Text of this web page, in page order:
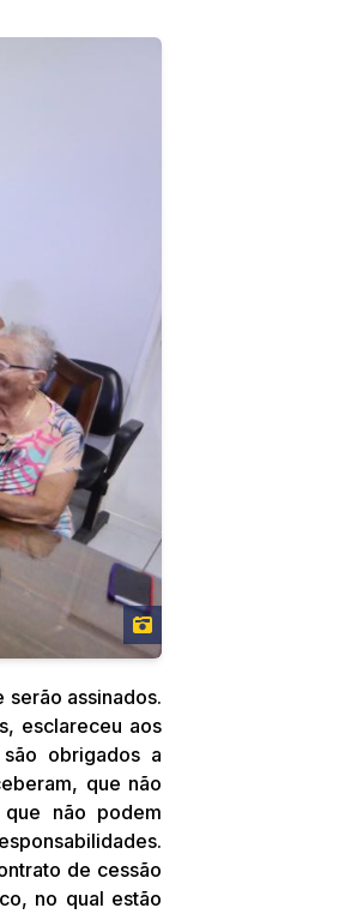
assinados.
esclareceu aos
obrigados a
que não
não podem
de cessão
no qual estão